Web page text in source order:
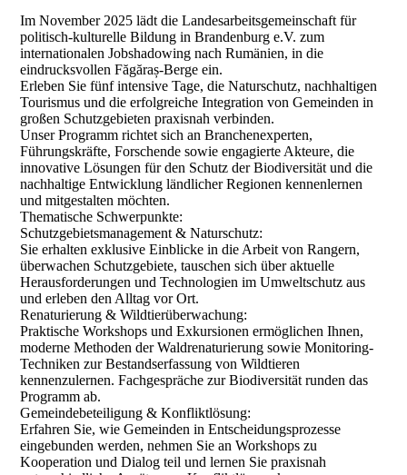
Im November 2025 lädt die Landesarbeitsgemeinschaft für
politisch-kulturelle Bildung in Brandenburg e.V. zum
internationalen Jobshadowing nach Rumänien, in die
eindrucksvollen Făgăraș-Berge ein.
Erleben Sie fünf intensive Tage, die Naturschutz, nachhaltigen
Tourismus und die erfolgreiche Integration von Gemeinden in
großen Schutzgebieten praxisnah verbinden.
Unser Programm richtet sich an Branchenexperten,
Führungskräfte, Forschende sowie engagierte Akteure, die
innovative Lösungen für den Schutz der Biodiversität und die
nachhaltige Entwicklung ländlicher Regionen kennenlernen
und mitgestalten möchten.
Thematische Schwerpunkte:
Schutzgebietsmanagement & Naturschutz:
Sie erhalten exklusive Einblicke in die Arbeit von Rangern,
überwachen Schutzgebiete, tauschen sich über aktuelle
Herausforderungen und Technologien im Umweltschutz aus
und erleben den Alltag vor Ort.
Renaturierung & Wildtierüberwachung:
Praktische Workshops und Exkursionen ermöglichen Ihnen,
moderne Methoden der Waldrenaturierung sowie Monitoring-
Techniken zur Bestandserfassung von Wildtieren
kennenzulernen. Fachgespräche zur Biodiversität runden das
Programm ab.
Gemeindebeteiligung & Konfliktlösung:
Erfahren Sie, wie Gemeinden in Entscheidungsprozesse
eingebunden werden, nehmen Sie an Workshops zu
Kooperation und Dialog teil und lernen Sie praxisnah